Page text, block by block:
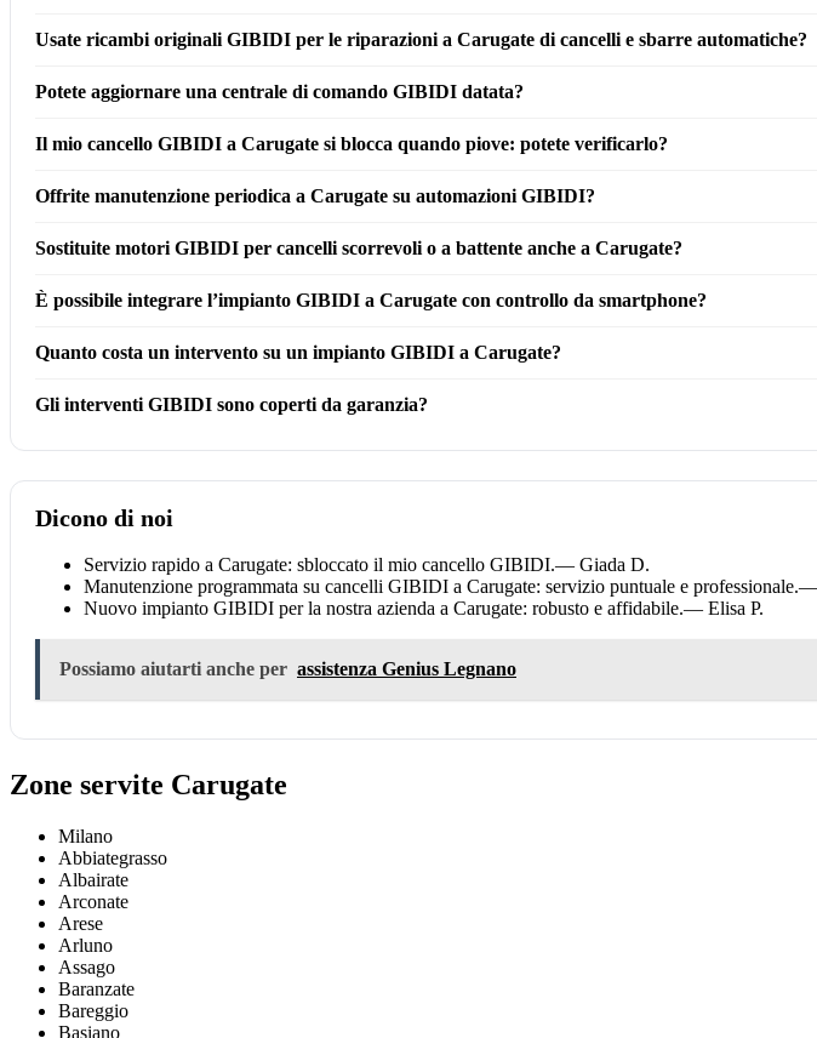
Usate ricambi originali GIBIDI per le riparazioni a Carugate di cancelli e sbarre automatiche?
Potete aggiornare una centrale di comando GIBIDI datata?
Il mio cancello GIBIDI a Carugate si blocca quando piove: potete verificarlo?
Offrite manutenzione periodica a Carugate su automazioni GIBIDI?
Sostituite motori GIBIDI per cancelli scorrevoli o a battente anche a Carugate?
È possibile integrare l’impianto GIBIDI a Carugate con controllo da smartphone?
Quanto costa un intervento su un impianto GIBIDI a Carugate?
Gli interventi GIBIDI sono coperti da garanzia?
Dicono di noi
Servizio rapido a Carugate: sbloccato il mio cancello GIBIDI.— Giada D.
Manutenzione programmata su cancelli GIBIDI a Carugate: servizio puntuale e professionale.—
Nuovo impianto GIBIDI per la nostra azienda a Carugate: robusto e affidabile.— Elisa P.
Possiamo aiutarti anche per assistenza Genius Legnano
Zone servite Carugate
Milano
Abbiategrasso
Albairate
Arconate
Arese
Arluno
Assago
Baranzate
Bareggio
Basiano